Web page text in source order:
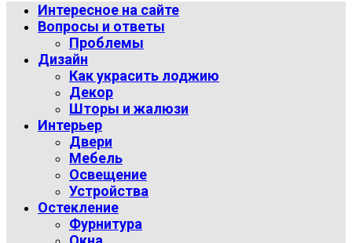
Интересное на сайте
Вопросы и ответы
Проблемы
Дизайн
Как украсить лоджию
Декор
Шторы и жалюзи
Интерьер
Двери
Мебель
Освещение
Устройства
Остекление
Фурнитура